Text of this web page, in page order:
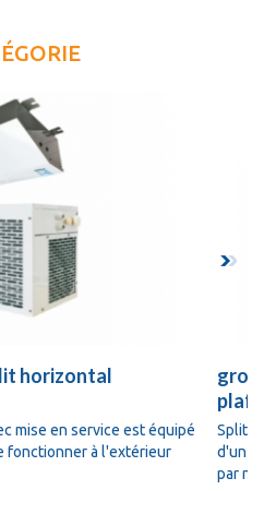
horizontal
mise en service est équipé
fonctionner à l'extérieur
Split
d'un
par